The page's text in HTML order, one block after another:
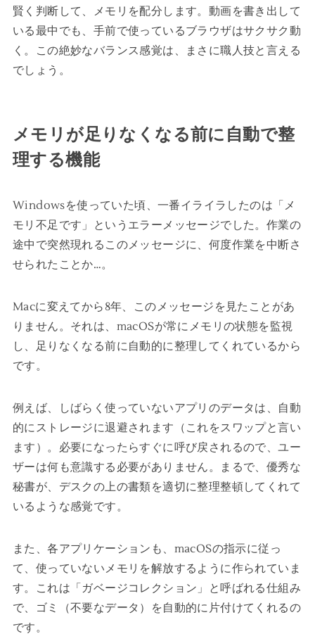
賢く判断して、メモリを配分します。動画を書き出して
いる最中でも、手前で使っているブラウザはサクサク動
く。この絶妙なバランス感覚は、まさに職人技と言える
でしょう。
メモリが足りなくなる前に自動で整
理する機能
Windowsを使っていた頃、一番イライラしたのは「メ
モリ不足です」というエラーメッセージでした。作業の
途中で突然現れるこのメッセージに、何度作業を中断さ
せられたことか…。
Macに変えてから8年、このメッセージを見たことがあ
りません。それは、macOSが常にメモリの状態を監視
し、足りなくなる前に自動的に整理してくれているから
です。
例えば、しばらく使っていないアプリのデータは、自動
的にストレージに退避されます（これをスワップと言い
ます）。必要になったらすぐに呼び戻されるので、ユー
ザーは何も意識する必要がありません。まるで、優秀な
秘書が、デスクの上の書類を適切に整理整頓してくれて
いるような感覚です。
また、各アプリケーションも、macOSの指示に従っ
て、使っていないメモリを解放するように作られていま
す。これは「ガベージコレクション」と呼ばれる仕組み
で、ゴミ（不要なデータ）を自動的に片付けてくれるの
です。